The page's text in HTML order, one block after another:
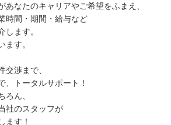
あなたのキャリアやご希望をふまえ、
時間・期間・給与など
します。
ます。
交渉まで、
、トータルサポート！
ろん、
社のスタッフが
ます！